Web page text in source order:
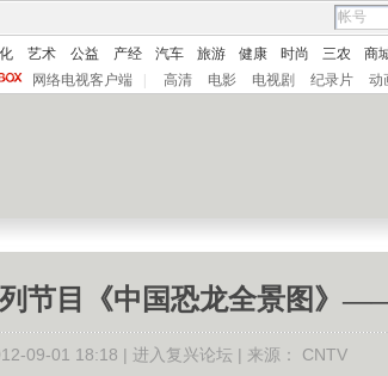
艺术 公益 产经 汽车 旅游 健康 时尚 三农
商
网络电视客户端 高清 电影 电视剧 纪录片 动
列节目《中国恐龙全景图》
09-01 18:18 | 进入复兴论坛 | 来源： CNTV